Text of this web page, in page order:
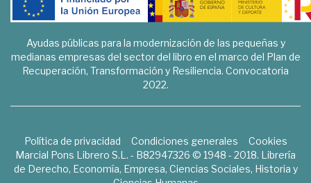
Ayudas públicas para la modernización de las pequeñas y
medianas empresas del sector del libro en el marco del Plan de
Recuperación, Transformación y Resiliencia. Convocatoria
2022.
Política de privacidad Condiciones generales
Cookies
Marcial Pons Librero S.L. - B82947326 © 1948 - 2018. Librería
de Derecho, Economía, Empresa, Ciencias Sociales, Historia y